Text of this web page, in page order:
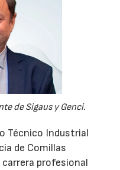
de Sigaus y Genci.
Técnico Industrial
de Comillas
carrera profesional